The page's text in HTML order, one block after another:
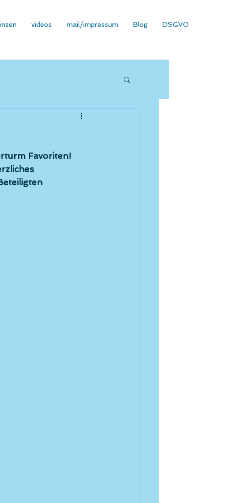
videos mail/impressum Blog DSGVO
Favoriten!